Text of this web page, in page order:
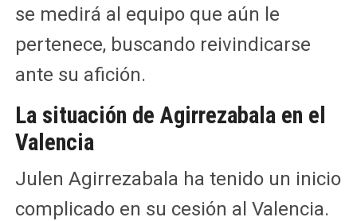
se medirá al equipo que aún le
pertenece, buscando reivindicarse
ante su afición.
La situación de Agirrezabala en el
Valencia
Julen Agirrezabala ha tenido un inicio
complicado en su cesión al Valencia.